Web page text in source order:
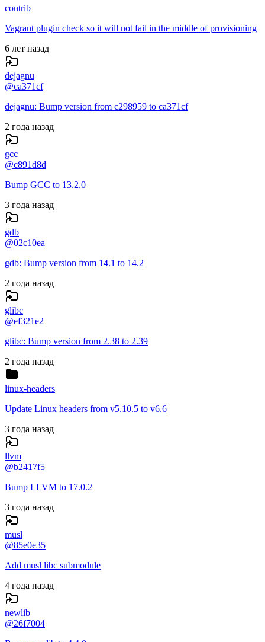
contrib
Vagrant plugin check so it will not fail in the middle of provisioning
6 лет назад
dejagnu
@ca371cf
dejagnu: Bump version from c298959 to ca371cf
2 года назад
gcc
@c891d8d
Bump GCC to 13.2.0
3 года назад
gdb
@02c10ea
gdb: Bump version from 14.1 to 14.2
2 года назад
glibc
@ef321e2
glibc: Bump version from 2.38 to 2.39
2 года назад
linux-headers
Update Linux headers from v5.10.5 to v6.6
3 года назад
llvm
@b2417f5
Bump LLVM to 17.0.2
3 года назад
musl
@85e0e35
Add musl libc submodule
4 года назад
newlib
@26f7004